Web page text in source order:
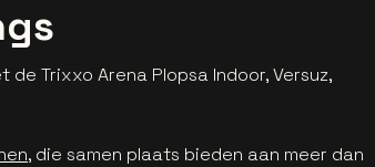
Trixxo Arena Plopsa Indoor, Versuz,
, die samen plaats bieden aan meer dan